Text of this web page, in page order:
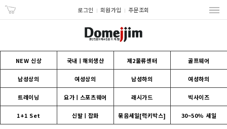
로그인 회원가입 주문조회
NEW 신상 국내ㅣ해외생산 제2물류센터 골프웨어
남성상의 여성상의 남성하의 여성하의
트레이닝 요가ㅣ스포츠웨어 래시가드 빅사이즈
1+1 Set 신발ㅣ잡화 묶음세일[럭키박스] 30~50% 세일